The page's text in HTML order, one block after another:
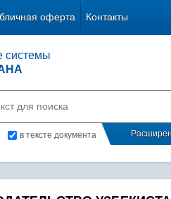
оферта Контакты
системы
в тексте документа